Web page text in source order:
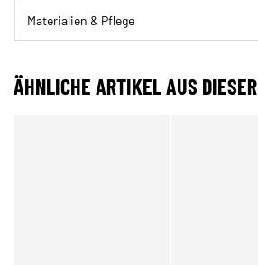
Materialien & Pflege
ÄHNLICHE ARTIKEL AUS